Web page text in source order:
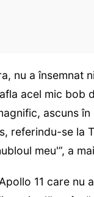
nu a însemnat
acel mic bob
ascuns
referindu-se la
meu'”, a
11 care nu